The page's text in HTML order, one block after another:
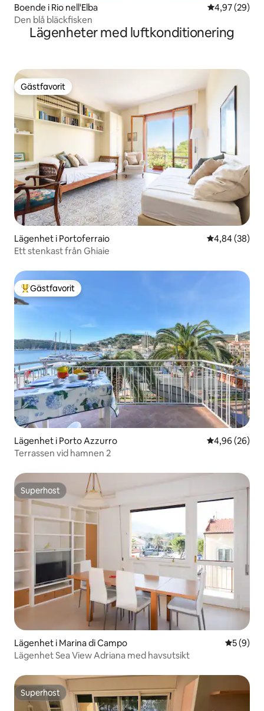
Boende i Rio nell'Elba 4,97 av 5 i
4,97 (29)
Den blå bläckfisken
Lägenheter med luftkonditionering
Gästfavorit
Gästfavorit
Lägenhet i Portoferraio 4,84 av 5 i
4,84 (38)
Ett stenkast från Ghiaie
Populär gästfavorit
Gästfavorit
Lägenhet i Porto Azzurro 4,96 av 5 i
4,96 (26)
Terrassen vid hamnen 2
Superhost
Superhost
Lägenhet i Marina di Campo 5 av 5 i
5 (9)
Lägenhet Sea View Adriana med havsutsikt
Superhost
Superhost